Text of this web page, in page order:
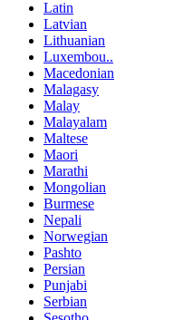
Latin
Latvian
Lithuanian
Luxembou..
Macedonian
Malagasy
Malay
Malayalam
Maltese
Maori
Marathi
Mongolian
Burmese
Nepali
Norwegian
Pashto
Persian
Punjabi
Serbian